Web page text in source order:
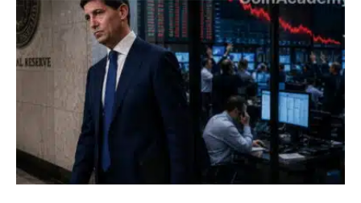
Kevin Warsh maintient sa communication minimaliste